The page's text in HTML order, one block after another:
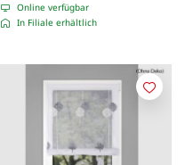
Online verfügbar
In Filiale erhältlich